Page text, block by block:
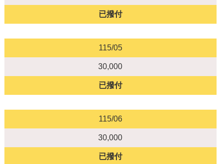
已撥付
115/05
30,000
已撥付
115/06
30,000
已撥付